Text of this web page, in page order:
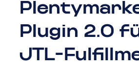
Plugin 2.0
JTL-